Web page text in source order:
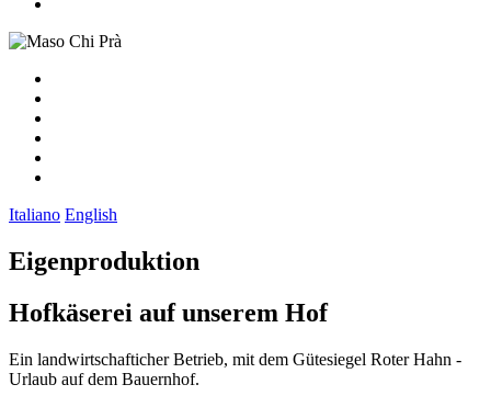
Italiano English
Eigenproduktion
Hofkäserei auf unserem Hof
Ein landwirtschafticher Betrieb, mit dem Gütesiegel Roter Hahn -
Urlaub auf dem Bauernhof.